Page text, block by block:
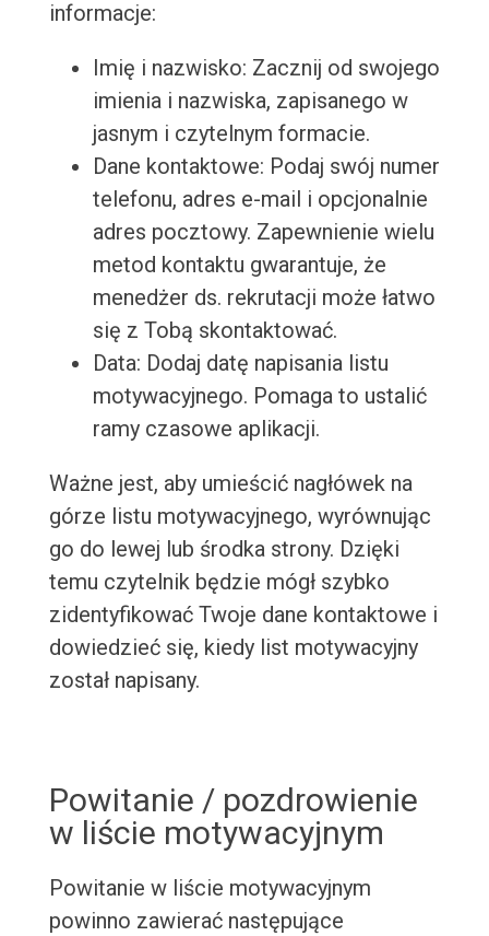
informacje:
Imię i nazwisko: Zacznij od swojego
imienia i nazwiska, zapisanego w
jasnym i czytelnym formacie.
Dane kontaktowe: Podaj swój numer
telefonu, adres e-mail i opcjonalnie
adres pocztowy. Zapewnienie wielu
metod kontaktu gwarantuje, że
menedżer ds. rekrutacji może łatwo
się z Tobą skontaktować.
Data: Dodaj datę napisania listu
motywacyjnego. Pomaga to ustalić
ramy czasowe aplikacji.
Ważne jest, aby umieścić nagłówek na
górze listu motywacyjnego, wyrównując
go do lewej lub środka strony. Dzięki
temu czytelnik będzie mógł szybko
zidentyfikować Twoje dane kontaktowe i
dowiedzieć się, kiedy list motywacyjny
został napisany.
Powitanie / pozdrowienie
w liście motywacyjnym
Powitanie w liście motywacyjnym
powinno zawierać następujące